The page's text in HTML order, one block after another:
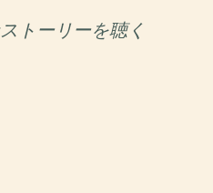
トーリーを聴く